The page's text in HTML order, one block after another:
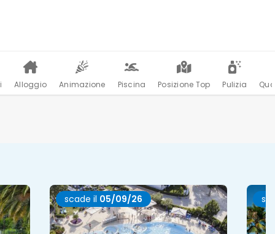
Alloggio Animazione Piscina Posizione Top Pulizia
scade il 05/09/26